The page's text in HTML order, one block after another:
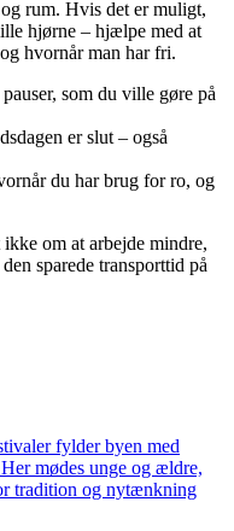
rum. Hvis det er muligt,
hjørne – hjælpe med at
hvornår man har fri.
som du ville gøre på
er slut – også
du har brug for ro, og
om at arbejde mindre,
sparede transporttid på
fylder byen med
mødes unge og ældre,
tradition og nytænkning